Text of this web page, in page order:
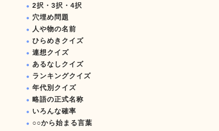
2択・3択・4択
穴埋め問題
人や物の名前
ひらめきクイズ
連想クイズ
あるなしクイズ
ランキングクイズ
年代別クイズ
略語の正式名称
いろんな確率
○○から始まる言葉